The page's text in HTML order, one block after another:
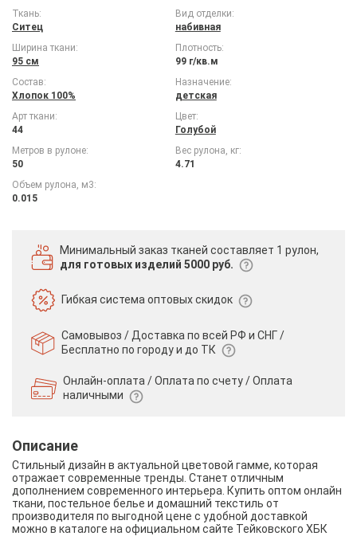
Ткань:
Ситец
Вид отделки:
набивная
Ширина ткани:
95 см
Плотность:
99 г/кв.м
Состав:
Хлопок 100%
Назначение:
детская
Арт ткани:
44
Цвет:
Голубой
Метров в рулоне:
50
Вес рулона, кг:
4.71
Объем рулона, м3:
0.015
Минимальный заказ тканей составляет 1 рулон,
для готовых изделий 5000 руб.
Гибкая системаоптовых скидок
Самовывоз / Доставка по всей РФ и СНГ /
Бесплатно по городу и до ТК
Онлайн-оплата / Оплата по счету /Оплата
наличными
Описание
Стильный дизайн в актуальной цветовой гамме, которая
отражает современные тренды. Станет отличным
дополнением современного интерьера. Купить оптом онлайн
ткани, постельное белье и домашний текстиль от
производителя по выгодной цене с удобной доставкой
можно в каталоге на официальном сайте Тейковского ХБК